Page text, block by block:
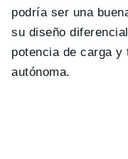
podría ser una
su diseño
potencia de carga y
autónoma.